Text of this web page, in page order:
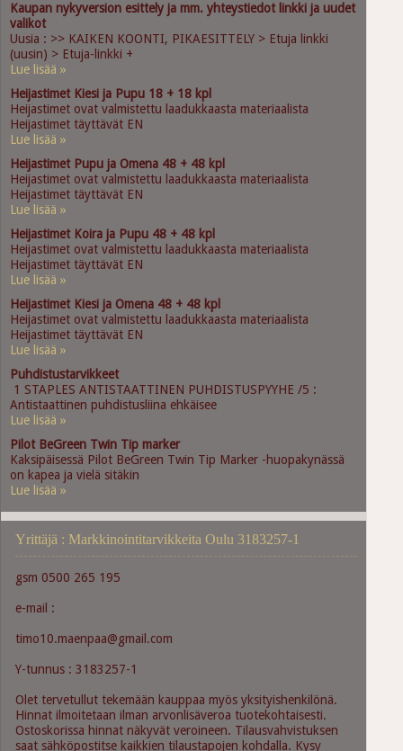
Kaupan nykyversion esittely ja mm. yhteystiedot linkki ja uudet
valikot
Uusia : >> KAIKEN KOONTI, PIKAESITTELY > Etuja linkki
(uusin) > Etuja-linkki +
Lue lisää »
Heijastimet Kiesi ja Pupu 18 + 18 kpl
Heijastimet ovat valmistettu laadukkaasta materiaalista
Heijastimet täyttävät EN
Lue lisää »
Heijastimet Pupu ja Omena 48 + 48 kpl
Heijastimet ovat valmistettu laadukkaasta materiaalista
Heijastimet täyttävät EN
Lue lisää »
Heijastimet Koira ja Pupu 48 + 48 kpl
Heijastimet ovat valmistettu laadukkaasta materiaalista
Heijastimet täyttävät EN
Lue lisää »
Heijastimet Kiesi ja Omena 48 + 48 kpl
Heijastimet ovat valmistettu laadukkaasta materiaalista
Heijastimet täyttävät EN
Lue lisää »
Puhdistustarvikkeet
1 STAPLES ANTISTAATTINEN PUHDISTUSPYYHE /5 :
Antistaattinen puhdistusliina ehkäisee
Lue lisää »
Pilot BeGreen Twin Tip marker
Kaksipäisessä Pilot BeGreen Twin Tip Marker -huopakynässä
on kapea ja vielä sitäkin
Lue lisää »
Yrittäjä : Markkinointitarvikkeita Oulu 3183257-1
gsm 0500 265 195
e-mail :
timo10.maenpaa@gmail.com
Y-tunnus : 3183257-1
Olet tervetullut tekemään kauppaa myös yksityishenkilönä.
Hinnat ilmoitetaan ilman arvonlisäveroa tuotekohtaisesti.
Ostoskorissa hinnat näkyvät veroineen. Tilausvahvistuksen
saat sähköpostitse kaikkien tilaustapojen kohdalla. Kysy